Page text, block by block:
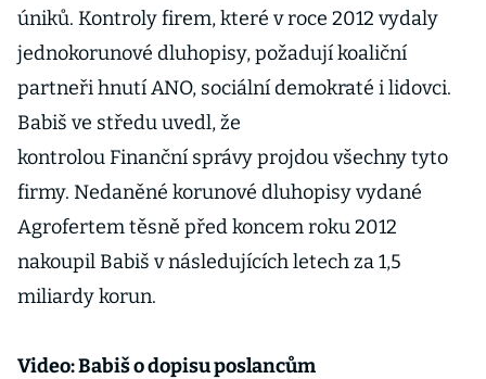
úniků. Kontroly firem, které v roce 2012 vydaly
jednokorunové dluhopisy, požadují koaliční
partneři hnutí ANO, sociální demokraté i lidovci.
Babiš ve středu uvedl, že
kontrolou Finanční správy projdou všechny tyto
firmy. Nedaněné korunové dluhopisy vydané
Agrofertem těsně před koncem roku 2012
nakoupil Babiš v následujících letech za 1,5
miliardy korun.
Video: Babiš o dopisu poslancům